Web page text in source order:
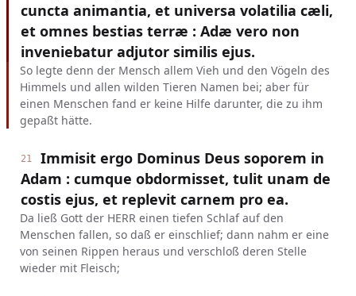
cuncta animantia, et universa volatilia cæli,
et omnes bestias terræ : Adæ vero non
inveniebatur adjutor similis ejus.
So legte denn der Mensch allem Vieh und den Vögeln des
Himmels und allen wilden Tieren Namen bei; aber für
einen Menschen fand er keine Hilfe darunter, die zu ihm
gepaßt hätte.
21
Immisit ergo Dominus Deus soporem in
Adam : cumque obdormisset, tulit unam de
costis ejus, et replevit carnem pro ea.
Da ließ Gott der HERR einen tiefen Schlaf auf den
Menschen fallen, so daß er einschlief; dann nahm er eine
von seinen Rippen heraus und verschloß deren Stelle
wieder mit Fleisch;